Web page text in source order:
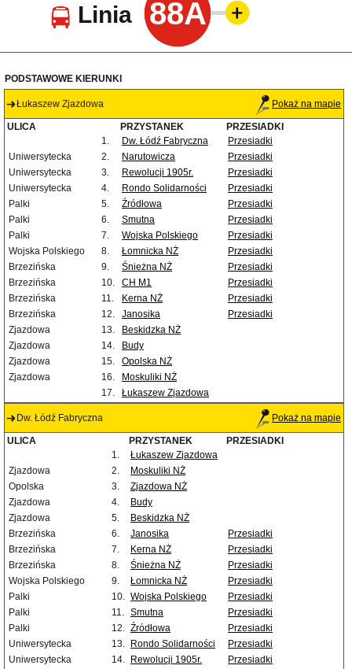
Linia 88A
PODSTAWOWE KIERUNKI
Łukaszew Zjazdowa Pokaż na mapie
ULICA PRZYSTANEK
PRZESIADKI
1.
Dw. Łódź Fabryczna
Przesiadki
Uniwersytecka
2. Narutowicza
Przesiadki
Uniwersytecka
3. Rewolucji 1905r.
Przesiadki
Uniwersytecka
4. Rondo Solidarności
Przesiadki
Palki
5. Źródłowa
Przesiadki
Palki
6. Smutna
Przesiadki
Palki
7. Wojska Polskiego
Przesiadki
Wojska Polskiego
8. Łomnicka NŻ
Przesiadki
Brzezińska
9. Śnieżna NŻ
Przesiadki
Brzezińska
10. CH M1
Przesiadki
Brzezińska
11. Kerna NŻ
Przesiadki
Brzezińska
12. Janosika
Przesiadki
Zjazdowa
13.
Beskidzka NŻ
Zjazdowa
14.
Budy
Zjazdowa
15.
Opolska NŻ
Zjazdowa
16.
Moskuliki NŻ
17.
Łukaszew Zjazdowa
Dw. Łódź Fabryczna Pokaż na mapie
ULICA PRZYSTANEK
PRZESIADKI
1.
Łukaszew Zjazdowa
Zjazdowa
2.
Moskuliki NŻ
Opolska
3.
Zjazdowa NŻ
Zjazdowa
4.
Budy
Zjazdowa
5.
Beskidzka NŻ
Brzezińska
6. Janosika
Przesiadki
Brzezińska
7. Kerna NŻ
Przesiadki
Brzezińska
8. Śnieżna NŻ
Przesiadki
Wojska Polskiego
9. Łomnicka NŻ
Przesiadki
Palki
10. Wojska Polskiego
Przesiadki
Palki
11. Smutna
Przesiadki
Palki
12. Źródłowa
Przesiadki
Uniwersytecka
13. Rondo Solidarności
Przesiadki
Uniwersytecka
14. Rewolucji 1905r. Przesiadki